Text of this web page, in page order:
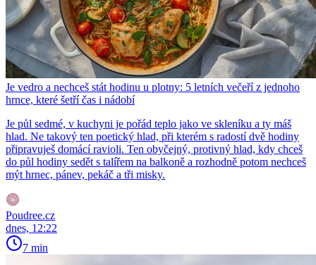
Je vedro a nechceš stát hodinu u plotny: 5 letních večeří z jednoho
hrnce, které šetří čas i nádobí
Je půl sedmé, v kuchyni je pořád teplo jako ve skleníku a ty máš
hlad. Ne takový ten poetický hlad, při kterém s radostí dvě hodiny
připravuješ domácí ravioli. Ten obyčejný, protivný hlad, kdy chceš
do půl hodiny sedět s talířem na balkoně a rozhodně potom nechceš
mýt hrnec, pánev, pekáč a tři misky.
Poudree.cz
dnes, 12:22
7 min